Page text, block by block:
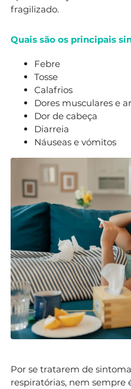
fragilizado.
Quais são os principais
Febre
Tosse
Calafrios
Dores musculares e
Dor de cabeça
Diarreia
Náuseas e vómitos
Por se tratarem de
respiratórias, nem sempre